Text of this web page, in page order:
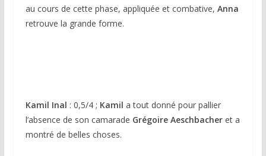
au cours de cette phase, appliquée et combative, Anna
retrouve la grande forme.
Kamil Inal : 0,5/4 ; Kamil a tout donné pour pallier
l’absence de son camarade Grégoire Aeschbacheret a
montré de belles choses.